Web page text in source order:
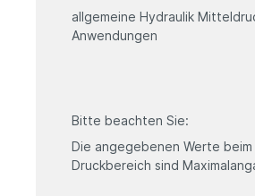
allgemeine Hydraulik
Anwendungen
Bitte beachten Sie:
Die angegebenen Werte beim
Druckbereich sind